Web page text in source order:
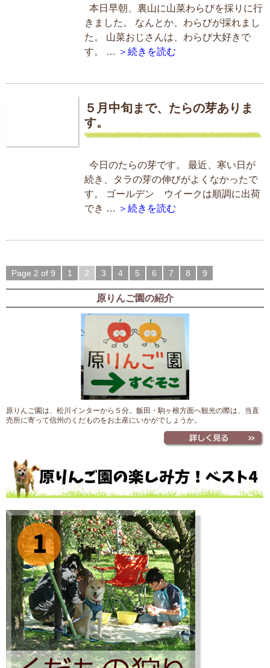
本日早朝、裏山に山菜わらびを採りに行
きました。 なんとか、わらびが採れまし
た。 山菜おじさんは、わらび大好きで
す。 … ＞続きを読む
５月中旬まで、たらの芽ありま
す。
今日のたらの芽です。 最近、寒い日が
続き、タラの芽の伸びがよくなかったで
す。 ゴールデン ウイークは順調に出荷
でき … ＞続きを読む
Page 2 of 9 1 2 3 4 5 6 7 8 9
原りんご園の紹介
原りんご園は、松川インターから５分。飯田・駒ヶ根方面へ観光の際は、当直
売所に寄って信州のくだものをお土産にいかがでしょうか。